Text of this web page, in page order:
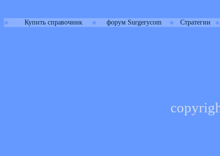
● Купить справочник ● форум Surgerycom ● Стратегии ●